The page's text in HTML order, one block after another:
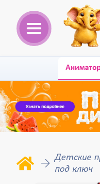
Детские
под ключ